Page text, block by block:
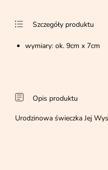
Szczegóły produktu
wymiary: ok. 9cm x 7cm
Opis produktu
Urodzinowa świeczka Jej